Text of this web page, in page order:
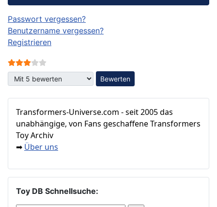
Passwort vergessen?
Benutzername vergessen?
Registrieren
Bewertung:
Bitte bewerten
Transformers‑Universe.com - seit 2005 das
unabhängige, von Fans geschaffene Transformers
Toy Archiv
➡ Über uns
Toy DB Schnellsuche: